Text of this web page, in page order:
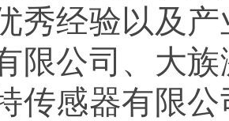
秀经验以及
限公司、大
传感器有限